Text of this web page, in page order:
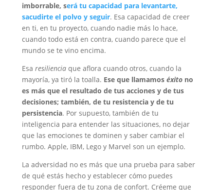
imborrable, será tu capacidad para levantarte,
sacudirte el polvo y seguir. Esa capacidad de creer
en ti, en tu proyecto, cuando nadie más lo hace,
cuando todo está en contra, cuando parece que el
mundo se te vino encima.
Esa resilienciaque aflora cuando otros, cuando la
mayoría, ya tiró la toalla. Ese que llamamos éxitono
es más que el resultado de tus acciones y de tus
decisiones; también, de tu resistencia y de tu
persistencia. Por supuesto, también de tu
inteligencia para entender las situaciones, no dejar
que las emociones te dominen y saber cambiar el
rumbo. Apple, IBM, Lego y Marvel son un ejemplo.
La adversidad no es más que una prueba para saber
de qué estás hecho y establecer cómo puedes
responder fuera de tu zona de confort. Créeme que